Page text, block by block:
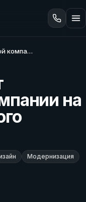
Brusmir.ru — сайт строительной компании на архитектуре нового поколения
на
Модернизация